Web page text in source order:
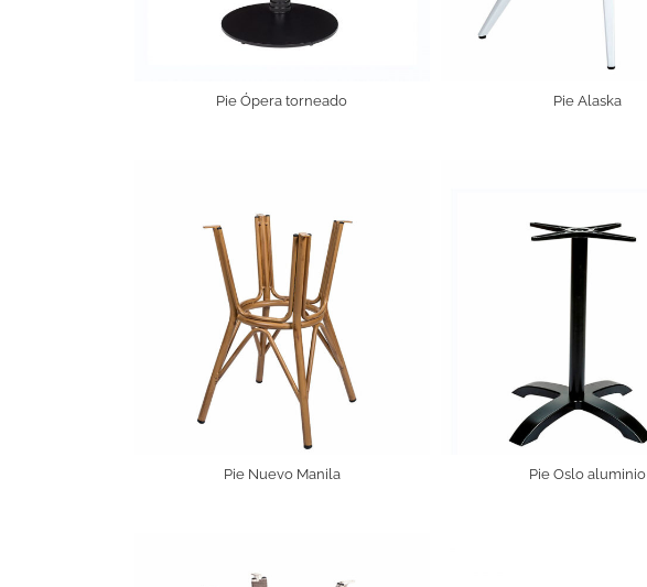
Pie Ópera torneado Pie Alaska
Pie Nuevo Manila Pie Oslo aluminio